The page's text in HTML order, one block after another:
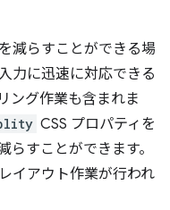
減らすことができる場
力に迅速に対応できる
ング作業も含まれま
CSS プロパティを
すことができます。
イアウト作業が行われ